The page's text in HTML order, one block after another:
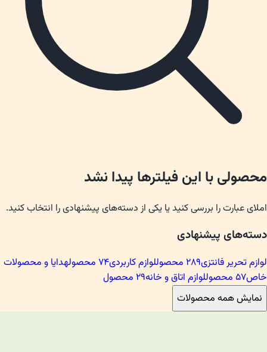
محصولی با این فیلترها پیدا نشد
املای عبارت را بررسی کنید یا یکی از دسته‌های پیشنهادی را انتخاب کنید.
دسته‌های پیشنهادی
لوازم تحریر فانتزی۲۸۹ محصوللوازم کاربردی۷۴ محصولهدایا و محصولات
خاص۵۷ محصوللوازم اتاق و خانه۲۹ محصول
نمایش همه محصولات